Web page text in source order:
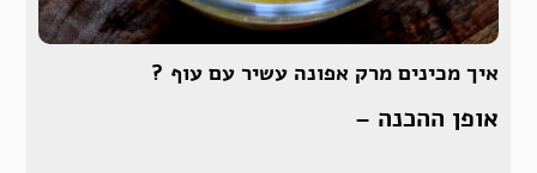
איך מכינים מרק אפונה עשיר עם עוף ?
אופן ההכנה –